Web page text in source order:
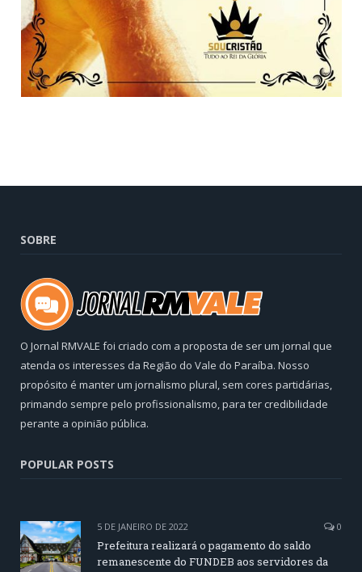
SOBRE
O Jornal RMVALE foi criado com a proposta de ser um jornal que
atenda os interesses da Região do Vale do Paraíba. Nosso
propósito é manter um jornalismo plural, sem cores partidárias,
primando sempre pelo profissionalismo, para ter credibilidade
perante a opinião pública.
POPULAR POSTS
5 DE JANEIRO DE 2022 0
Prefeitura realizará o pagamento do saldo
remanescente do FUNDEB aos servidores da